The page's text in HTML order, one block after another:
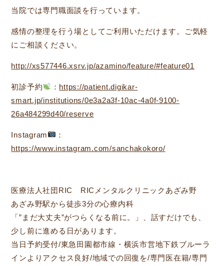
当院では専門職面談を行っています。
感情の整理を行う場としてご利用いただけます。ご気軽
にご相談ください。
http://xs577446.xsrv.jp/azamino/feature/#feature01
初診予約 ： https://patient.digikar-
smart.jp/institutions/0e3a2a3f-10ac-4a0f-9100-
26a484299d40/reserve
Instagram
：
https://www.instagram.com/sanchakokoro/
医療法人社団RIC RICメンタルクリニックあざみ野
あざみ野駅から徒歩3分の心療内科
「”まだ大丈夫”がつらくなる前に。」、話すだけでも、
少し前に進める日があります。
当日予約受付/東急田園都市線・横浜市営地下鉄ブルーラ
インよりアクセス良好/地域での回復を/専門医在籍/専門